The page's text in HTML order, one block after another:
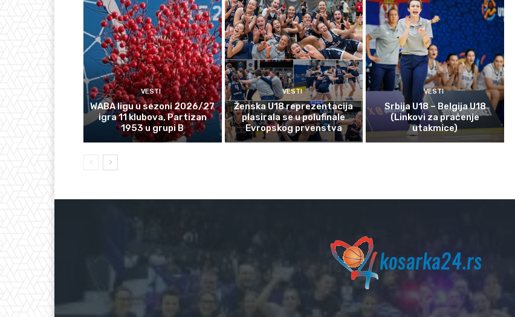
VESTI
WABA ligu u sezoni 2026/27
igra 11 klubova, Partizan
1953 u grupi B
VESTI
Ženska U18 reprezentacija
plasirala se u polufinale
Evropskog prvenstva
VESTI
Srbija U18 – Belgija U18
(Linkovi za praćenje
utakmice)